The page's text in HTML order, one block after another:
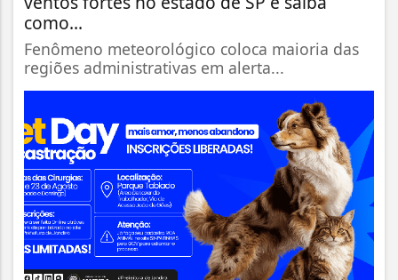
como...
Fenômeno meteorológico coloca maioria das
regiões administrativas em alerta...